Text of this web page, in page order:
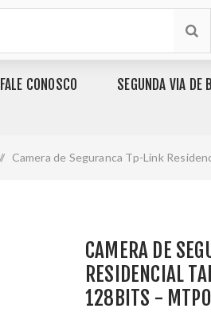
FALE CONOSCO SEGUNDA VIA DE
/ Camera de Seguranca Tp-Link
CAMERA DE
RESIDENCIAL
128BITS -